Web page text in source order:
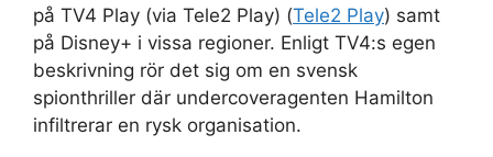
på TV4 Play (via Tele2 Play) (Tele2 Play) samt
på Disney+ i vissa regioner. Enligt TV4:s egen
beskrivning rör det sig om en svensk
spionthriller där undercoveragenten Hamilton
infiltrerar en rysk organisation.